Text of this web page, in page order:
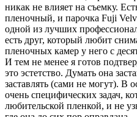
никак не влияет на съемку.
пленочный, и парочка Fuji
одной из лучших
есть друг, который любит
пленочных камер у него с
И тем не менее я готов
это эстетство. Думать она
заставлять (сами не могут). В
очень специфических задач,
любительской пленкой, и не